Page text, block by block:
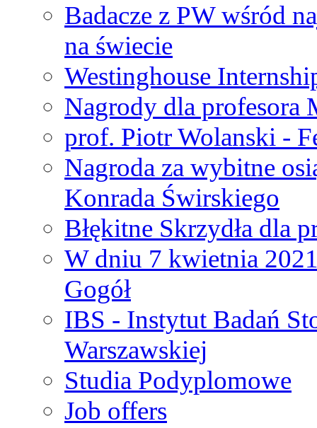
Badacze z PW wśród
na świecie
Westinghouse
Nagrody dla profesora
prof. Piotr Wolanski -
Nagroda za wybitne
Konrada Świrskiego
Błękitne Skrzydła dla
W dniu 7 kwietnia
Gogół
IBS - Instytut Badań
Warszawskiej
Studia Podyplomowe
Job offers